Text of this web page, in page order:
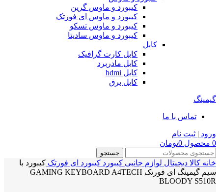
کیبورد و ماوس گرین
کیبورد و ماوس ای فورتک
کیبورد و ماوس تسکو
کیبورد و ماوس سادیتا
کابل
کابل کارت گرافیک
کابل مادربرد
کابل hdmi
کابل برق
گیمینگ
تماس با ما
ورود | ثبت نام
0 محصول 0تومان
جستجو
خانه کالا دیجیتال لوازم جانبی کیبورد کیبورد ای فورتک کیبورد با
سیم گیمینگ ای فورتک GAMING KEYBOARD A4TECH
BLOODY S510R